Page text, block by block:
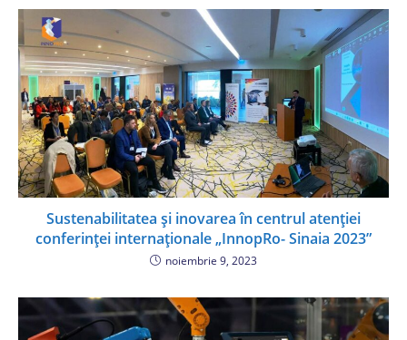
Sustenabilitatea și inovarea în centrul atenției
conferinței internaționale „InnopRo- Sinaia 2023”
noiembrie 9, 2023